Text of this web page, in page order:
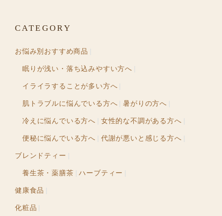
CATEGORY
お悩み別おすすめ商品
眠りが浅い・落ち込みやすい方へ
イライラすることが多い方へ
肌トラブルに悩んでいる方へ 暑がりの方へ
冷えに悩んでいる方へ 女性的な不調がある方へ
便秘に悩んでいる方へ 代謝が悪いと感じる方へ
ブレンドティー
養生茶・薬膳茶 ハーブティー
健康食品
化粧品